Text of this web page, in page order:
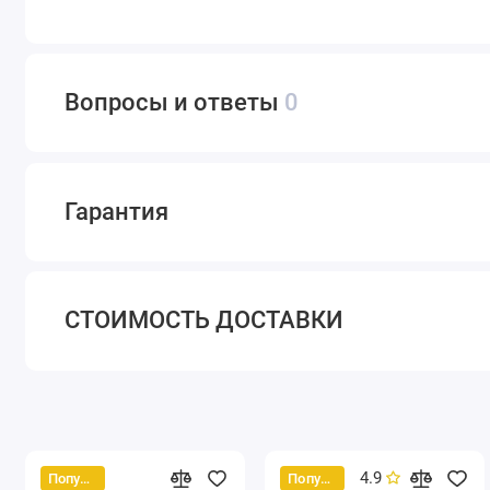
Вопросы и ответы 0
Гарантия
СТОИМОСТЬ ДОСТАВКИ
Популярный
Популярный
4.9